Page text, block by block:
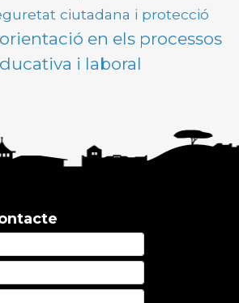
ciutadana i protecció
en els processos
i laboral